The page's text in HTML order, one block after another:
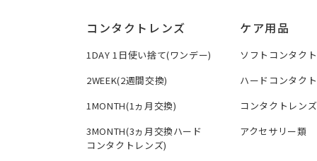
コンタクトレンズ
1DAY 1日使い捨て(ワンデー)
2WEEK(2週間交換)
1MONTH(1ヵ月交換)
3MONTH(3ヵ月交換ハード
コンタクトレンズ)
ケア用品
ソフトコンタク
ハードコンタク
コンタクトレン
アクセサリー類